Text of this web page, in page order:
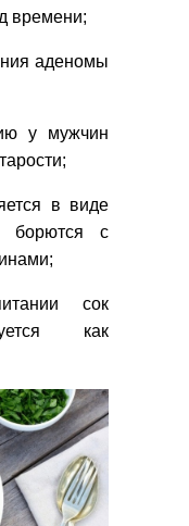
времени;
аденомы
у мужчин
в виде
борются с
сок
как